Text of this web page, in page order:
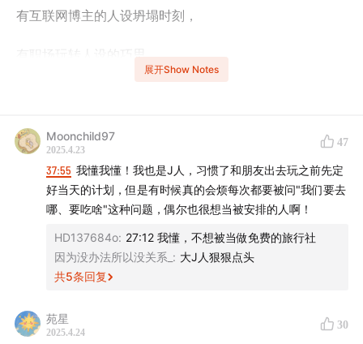
有互联网博主的人设坍塌时刻，
有职场玩转人设的巧思，
吃力不讨好的好大姐人设，
打碎牙往肚里吞的和事佬人设，
险些酿成塌天大祸的粗心人设
BGM：
展开Show Notes
Moonchild97
2025.4.23
47
37:55 我懂我懂！我也是J人，习惯了和朋友出去玩之前先定
好当天的计划，但是有时候真的会烦每次都要被问"我们要去
哪、要吃啥"这种问题，偶尔也很想当被安排的人啊！
HD137684o: 27:12 我懂，不想被当做免费的旅行社
因为没办法所以没关系_ : 大J人狠狠点头
共5条回复
苑星
2025.4.24
30